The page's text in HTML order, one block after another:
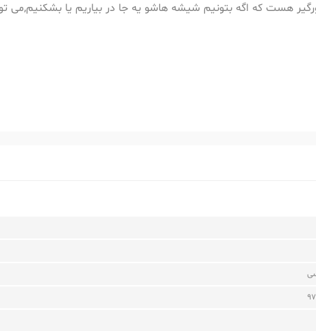
هست که اگه بتونیم شیشه هاشو یه جا در بیاریم یا بشکنیم,می